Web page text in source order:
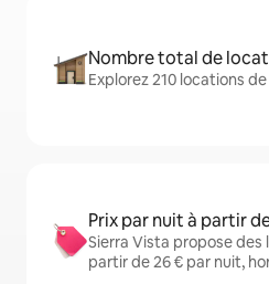
Nombre total de
Explorez 210 locations
Prix par nuit à partir
Sierra Vista propose
partir de 26 € par nuit,